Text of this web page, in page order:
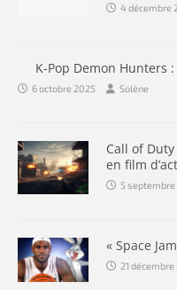
4 décembre
K-Pop Demon Hunters
6 octobre 2025 Solène
Call of
en film
5 septembre
« Space
21